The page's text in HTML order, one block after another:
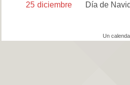
25 diciembre Día de
Un